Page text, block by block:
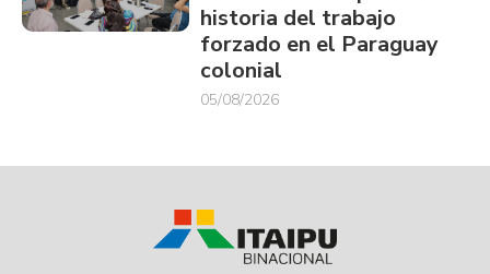
historia del trabajo
forzado en el Paraguay
colonial
05/08/2026